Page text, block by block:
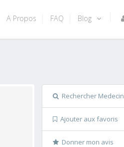
A Propos FAQ Blog
Rechercher Medecin
Ajouter aux favoris
Donner mon avis